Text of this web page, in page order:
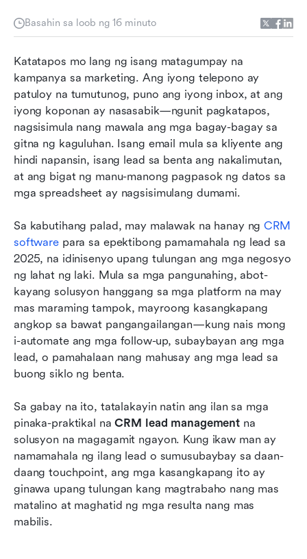
Basahin sa loob ng 16 minuto
Katatapos mo lang ng isang matagumpay na
kampanya sa marketing. Ang iyong telepono ay
patuloy na tumutunog, puno ang iyong inbox, at ang
iyong koponan ay nasasabik—ngunit pagkatapos,
nagsisimula nang mawala ang mga bagay-bagay sa
gitna ng kaguluhan. Isang email mula sa kliyente ang
hindi napansin, isang lead sa benta ang nakalimutan,
at ang bigat ng manu-manong pagpasok ng datos sa
mga spreadsheet ay nagsisimulang dumami.
Sa kabutihang palad, may malawak na hanay ng CRM
software para sa epektibong pamamahala ng lead sa
2025, na idinisenyo upang tulungan ang mga negosyo
ng lahat ng laki. Mula sa mga pangunahing, abot-
kayang solusyon hanggang sa mga platform na may
mas maraming tampok, mayroong kasangkapang
angkop sa bawat pangangailangan—kung nais mong
i-automate ang mga follow-up, subaybayan ang mga
lead, o pamahalaan nang mahusay ang mga lead sa
buong siklo ng benta.
Sa gabay na ito, tatalakayin natin ang ilan sa mga
pinaka-praktikal na CRM lead management na
solusyon na magagamit ngayon. Kung ikaw man ay
namamahala ng ilang lead o sumusubaybay sa daan-
daang touchpoint, ang mga kasangkapang ito ay
ginawa upang tulungan kang magtrabaho nang mas
matalino at maghatid ng mga resulta nang mas
mabilis.
Mga pamantayan sa pagraranggo
pamamahala ng lead ng CRM sa isang sulyap
Pinakamahusay na 11 CRM para sa pamamahala
ng lead
Paano pumili ng tamang CRM para sa
pamamahala ng lead
Huling mga saloobin
May kaugnayang pagbasa